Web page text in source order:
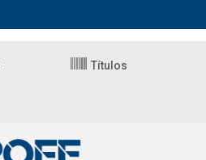
Títulos